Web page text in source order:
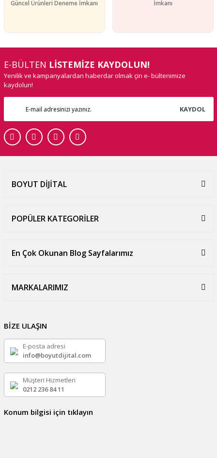
Güncel Ürünleri Deneme İmkanı
İmkanı
E-BÜLTEN LİSTEMİZE KAYDOLUN!
Yenilik ve kampanyalardan haberdar olmak çin e- bültenimize
kaydolun!
KAYDOL
BOYUT DİJİTAL
POPÜLER KATEGORİLER
En Çok Okunan Blog Sayfalarımız
MARKALARIMIZ
BİZE ULAŞIN
E-posta adresi
info@boyutdijital.com
Müşteri Hizmetleri
0212 236 84 11
Konum bilgisi için tıklayın